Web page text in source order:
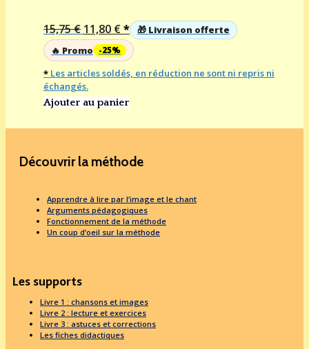
15,75€ Le
prix
initial
était :
15,75 €.
11,80 €*Le
prix
actuel
est :
🎁 Livraison offerte
🔥 Promo -25%
* Les articles soldés, en réduction ne sont ni repris ni
échangés.
Ajouter au panier
Découvrir la méthode
Apprendre à lire par l’image et le chant
Arguments pédagogiques
Fonctionnement de la méthode
Un coup d’oeil sur la méthode
Les supports
Livre 1 : chansons et images
Livre 2 : lecture et exercices
Livre 3 : astuces et corrections
Les fiches didactiques